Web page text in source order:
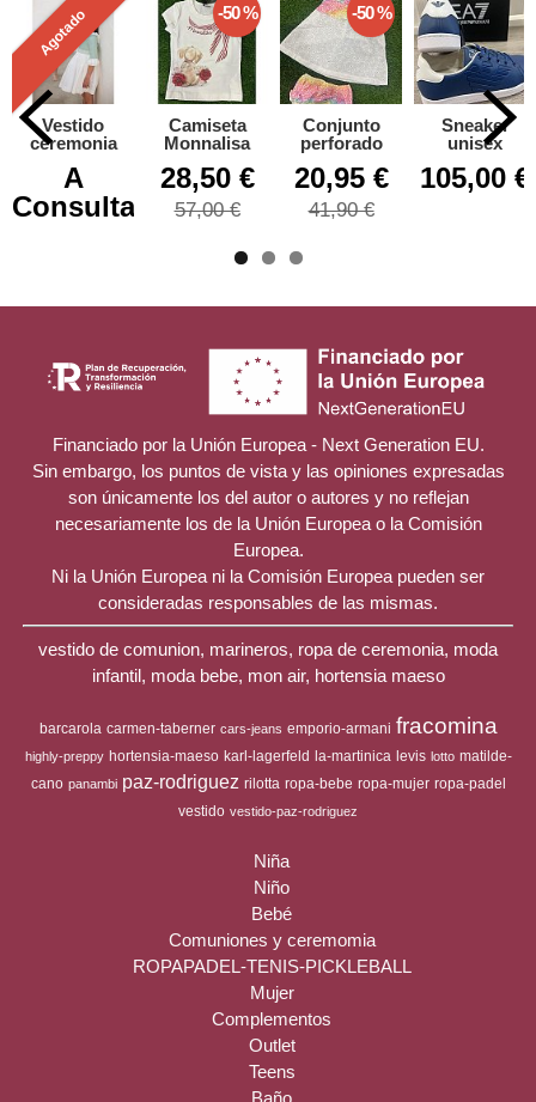
Agotado
Vestido
ceremonia
A
Consultar
-50 %
Camiseta
Monnalisa
28,50 €
57,00 €
-50 %
Conjunto
perforado
20,95 €
41,90 €
Sneaker
unisex
105,00 €
Financiado por la Unión Europea - Next Generation EU.
Sin embargo, los puntos de vista y las opiniones expresadas
son únicamente los del autor o autores y no reflejan
necesariamente los de la Unión Europea o la Comisión
Europea.
Ni la Unión Europea ni la Comisión Europea pueden ser
consideradas responsables de las mismas.
vestido de comunion, marineros, ropa de ceremonia, moda
infantil, moda bebe, mon air, hortensia maeso
barcarola carmen-taberner cars-jeans emporio-armani fracomina
highly-preppy hortensia-maeso karl-lagerfeld la-martinica levis lotto matilde-
cano panambi paz-rodriguez rilotta ropa-bebe ropa-mujer ropa-padel
vestido vestido-paz-rodriguez
Niña
Niño
Bebé
Comuniones y ceremomia
ROPAPADEL-TENIS-PICKLEBALL
Mujer
Complementos
Outlet
Teens
Baño